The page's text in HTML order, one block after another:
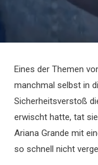
Eines der Themen
manchmal selbst in
Sicherheitsverstoß
erwischt hatte, tat
Ariana Grande mit
so schnell nicht